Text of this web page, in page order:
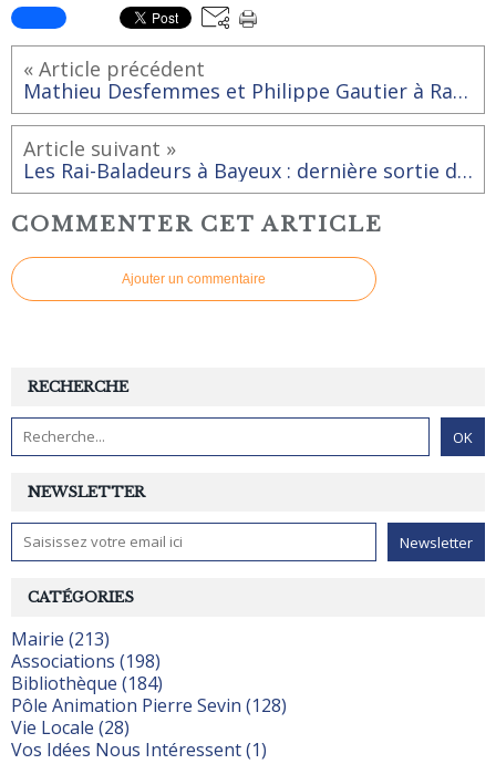
« Article précédent
Mathieu Desfemmes et Philippe Gautier à Rai pour les Racont'Arts
Article suivant »
Les Rai-Baladeurs à Bayeux : dernière sortie de l'année
COMMENTER CET ARTICLE
Ajouter un commentaire
NEWSLETTER
RECHERCHE
CATÉGORIES
Mairie (213)
Associations (198)
Bibliothèque (184)
Pôle Animation Pierre Sevin (128)
Vie Locale (28)
Vos Idées Nous Intéressent (1)